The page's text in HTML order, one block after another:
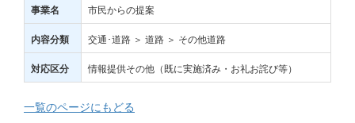
事業名 市民からの提案
内容分類 交通･道路 ＞ 道路 ＞ その他道路
対応区分 情報提供その他（既に実施済み・お礼お詫び等）
一覧のページにもどる